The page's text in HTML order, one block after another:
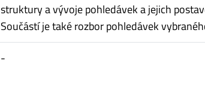
struktury a vývoje pohledávek a jejich
Součástí je také rozbor pohledávek
-